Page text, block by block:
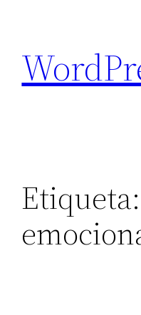
contenido
Etiqueta: